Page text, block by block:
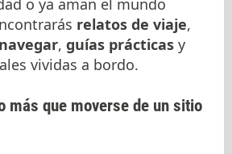
o ya aman el mundo
relatos de viaje,
, guías prácticas y
vividas a bordo.
más que moverse de un sitio